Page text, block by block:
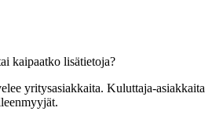
kaipaatko lisätietoja?
yritysasiakkaita. Kuluttaja-asiakkaita